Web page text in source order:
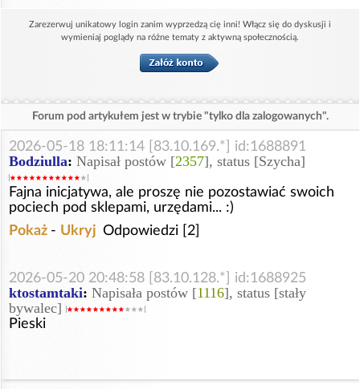
Zarezerwuj unikatowy login zanim wyprzedzą cię inni! Włącz się do dyskusji i
wymieniaj poglądy na różne tematy z aktywną społecznością.
Forum pod artykułem jest w trybie "tylko dla zalogowanych".
2026-05-18 18:11:14 [83.10.169.*] id:1688891
Bodziulla: Napisał postów [2357], status [Szycha]
Fajna inicjatywa, ale proszę nie pozostawiać swoich
pociech pod sklepami, urzędami... :)
Pokaż - Ukryj Odpowiedzi [2]
2026-05-20 20:48:58 [83.10.128.*] id:1688925
ktostamtaki: Napisała postów [1116], status [stały
bywalec]
Pieski